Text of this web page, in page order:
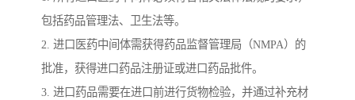
包括药品管理法、卫生法等。
2. 进口医药中间体需获得药品监督管理局（NMPA）的
批准，获得进口药品注册证或进口药品批件。
3. 进口药品需要在进口前进行货物检验，并通过补充材